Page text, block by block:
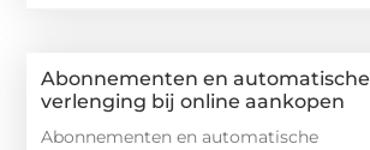
Abonnementen en automatische
verlenging bij online aankopen
Abonnementen en automatische